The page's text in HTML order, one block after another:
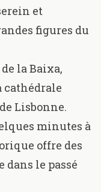
et
figures du
la Baixa,
cathédrale
Lisbonne.
minutes à
offre des
le passé